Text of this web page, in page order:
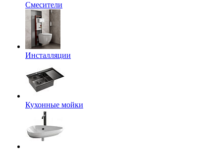
Смесители
Инсталляции
Кухонные мойки